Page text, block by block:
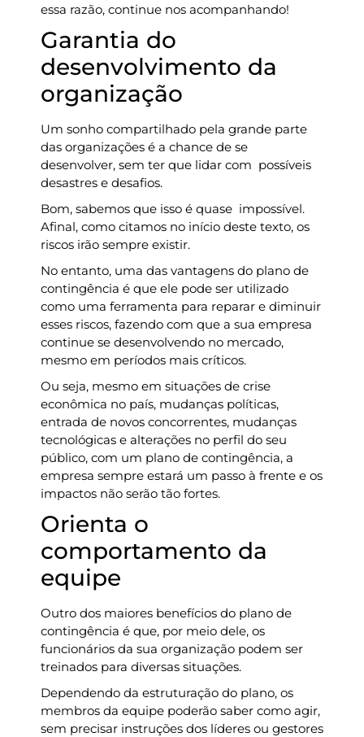
essa razão, continue nos acompanhando!
Garantia do
desenvolvimento da
organização
Um sonho compartilhado pela grande parte
das organizações é a chance de se
desenvolver, sem ter que lidar com possíveis
desastres e desafios.
Bom, sabemos que isso é quase impossível.
Afinal, como citamos no início deste texto, os
riscos irão sempre existir.
No entanto, uma das vantagens do plano de
contingência é que ele pode ser utilizado
como uma ferramenta para reparar e diminuir
esses riscos, fazendo com que a sua empresa
continue se desenvolvendo no mercado,
mesmo em períodos mais críticos.
Ou seja, mesmo em situações de crise
econômica no país, mudanças políticas,
entrada de novos concorrentes, mudanças
tecnológicas e alterações no perfil do seu
público, com um plano de contingência, a
empresa sempre estará um passo à frente e os
impactos não serão tão fortes.
Orienta o
comportamento da
equipe
Outro dos maiores benefícios do plano de
contingência é que, por meio dele, os
funcionários da sua organização podem ser
treinados para diversas situações.
Dependendo da estruturação do plano, os
membros da equipe poderão saber como agir,
sem precisar instruções dos líderes ou gestores